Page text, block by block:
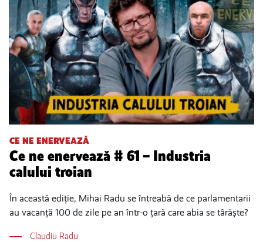
CE NE ENERVEAZĂ
Ce ne enervează # 61 – Industria
calului troian
În această ediție, Mihai Radu se întreabă de ce parlamentarii
au vacanță 100 de zile pe an într-o țară care abia se târăște?
Claudiu Radu